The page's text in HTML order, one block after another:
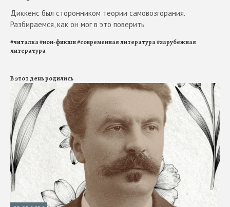
Диккенс был сторонником теории самовозгорания.
Разбираемся, как он мог в это поверить
#читалка#нон-фикшн#современная литература#зарубежная
литература
В этот день родились